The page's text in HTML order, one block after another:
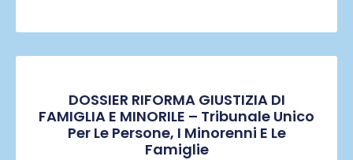
DOSSIER RIFORMA GIUSTIZIA DI
FAMIGLIA E MINORILE – Tribunale Unico
Per Le Persone, I Minorenni E Le
Famiglie